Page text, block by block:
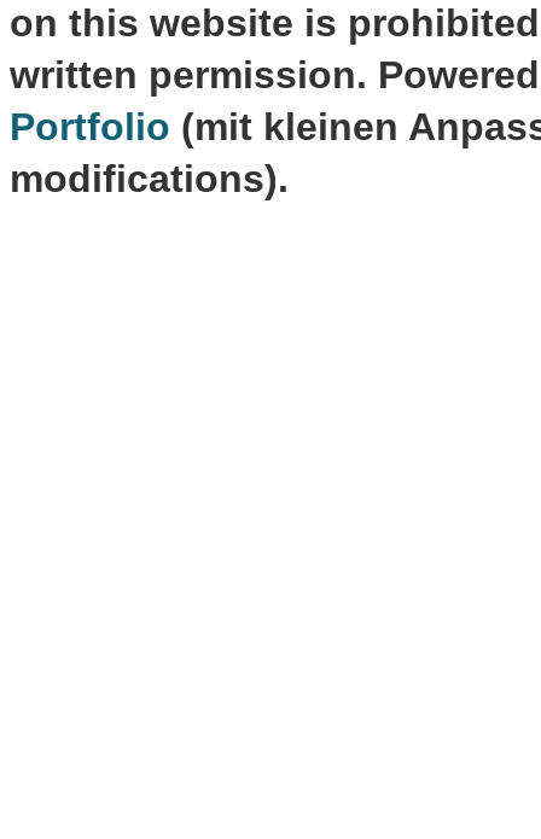
on this website is
written permission.
Portfolio (mit kleinen
modifications).